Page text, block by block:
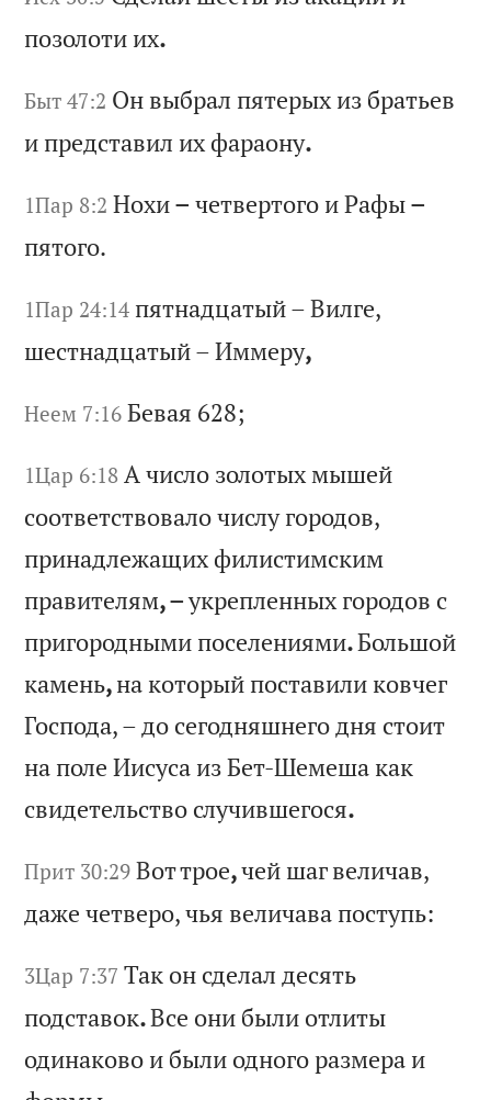
позолоти их.
Быт 47:2 Он выбрал пятерыхиз братьев
и представил ихфараону.
1Пар 8:2 Нохи– четвертого иРафы–
пятого.
1Пар 24:14 пятнадцатый–Вилге,
шестнадцатый–Иммеру,
Неем 7:16 Бевая 628;
1Цар 6:18 Ачисло золотыхмышей
соответствовалочислугородов,
принадлежащихфилистимским
правителям, –укрепленныхгородов с
пригородными поселениями.Большой
камень,на который поставили ковчег
Господа,–до сегодняшнегодня стоит
на поле Иисуса изБет-Шемеша как
свидетельство случившегося.
Прит 30:29 Воттрое,чей шагвеличав,
дажечетверо,чья величава поступь:
3Цар 7:37 Так он сделалдесять
подставок.Все они были отлиты
одинаково и были одногоразмера и